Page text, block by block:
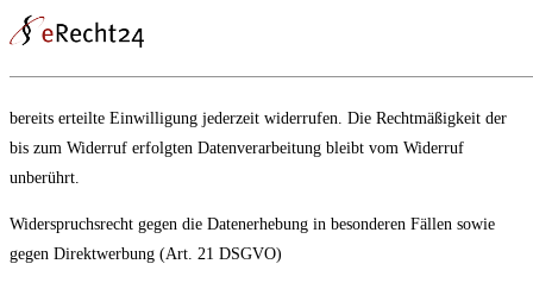
bereits erteilte Einwilligung jederzeit widerrufen. Die Rechtmäßigkeit der
bis zum Widerruf erfolgten Datenverarbeitung bleibt vom Widerruf
unberührt.
Widerspruchsrecht gegen die Datenerhebung in besonderen Fällen sowie
gegen Direktwerbung (Art. 21 DSGVO)